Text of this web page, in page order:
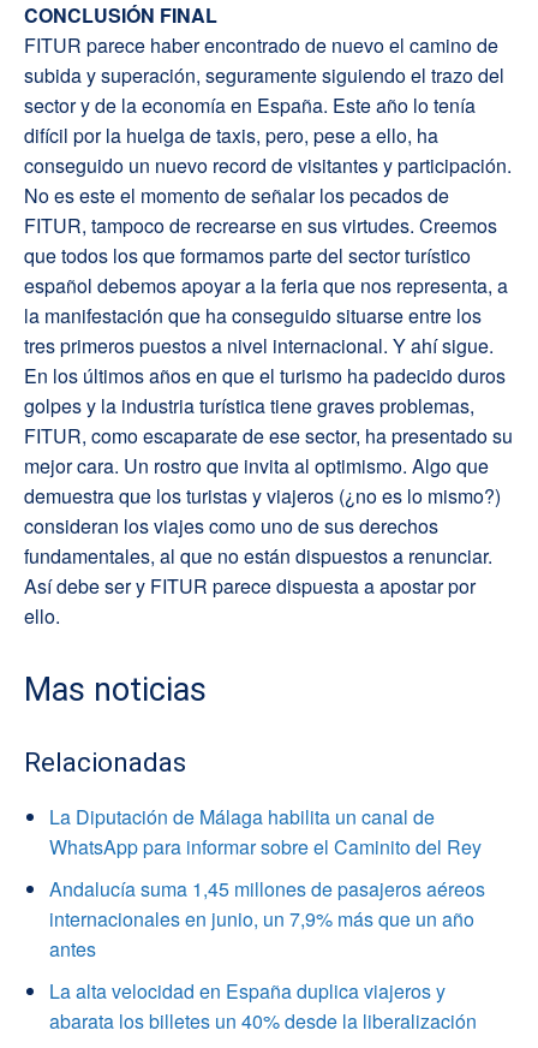
CONCLUSIÓN FINAL
FITUR parece haber encontrado de nuevo el camino de
subida y superación, seguramente siguiendo el trazo del
sector y de la economía en España. Este año lo tenía
difícil por la huelga de taxis, pero, pese a ello, ha
conseguido un nuevo record de visitantes y participación.
No es este el momento de señalar los pecados de
FITUR, tampoco de recrearse en sus virtudes. Creemos
que todos los que formamos parte del sector turístico
español debemos apoyar a la feria que nos representa, a
la manifestación que ha conseguido situarse entre los
tres primeros puestos a nivel internacional. Y ahí sigue.
En los últimos años en que el turismo ha padecido duros
golpes y la industria turística tiene graves problemas,
FITUR, como escaparate de ese sector, ha presentado su
mejor cara. Un rostro que invita al optimismo. Algo que
demuestra que los turistas y viajeros (¿no es lo mismo?)
consideran los viajes como uno de sus derechos
fundamentales, al que no están dispuestos a renunciar.
Así debe ser y FITUR parece dispuesta a apostar por
ello.
Mas noticias
Relacionadas
La Diputación de Málaga habilita un canal de
WhatsApp para informar sobre el Caminito del Rey
Andalucía suma 1,45 millones de pasajeros aéreos
internacionales en junio, un 7,9% más que un año
antes
La alta velocidad en España duplica viajeros y
abarata los billetes un 40% desde la liberalización